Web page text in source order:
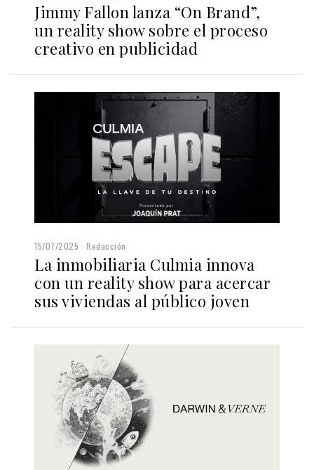
Jimmy Fallon lanza “On Brand”,
un reality show sobre el proceso
creativo en publicidad
15/07/2025 Redacción
La inmobiliaria Culmia innova
con un reality show para acercar
sus viviendas al público joven